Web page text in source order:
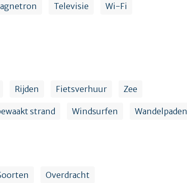
Televisie Wi-Fi
Rijden Fietsverhuur Zee
strand Windsurfen Wandelpaden
Overdracht